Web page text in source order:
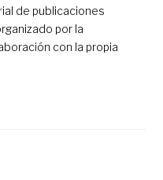
de publicaciones
por la
con la propia